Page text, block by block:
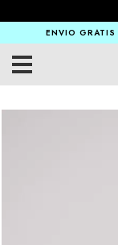
ENVIO